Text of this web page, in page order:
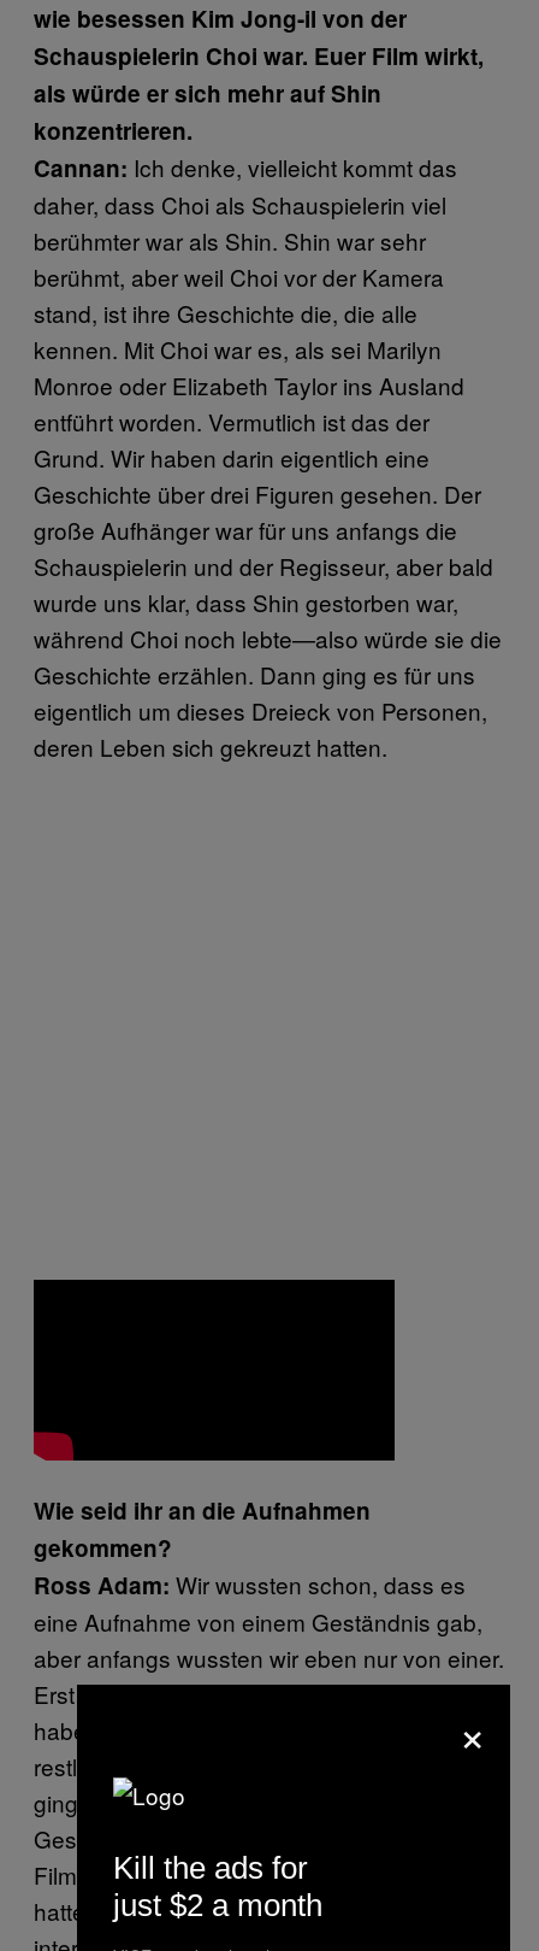
wie besessen Kim Jong-il von der
Schauspielerin Choi war. Euer Film wirkt,
als würde er sich mehr auf Shin
konzentrieren.
Cannan: Ich denke, vielleicht kommt das
daher, dass Choi als Schauspielerin viel
berühmter war als Shin. Shin war sehr
berühmt, aber weil Choi vor der Kamera
stand, ist ihre Geschichte die, die alle
kennen. Mit Choi war es, als sei Marilyn
Monroe oder Elizabeth Taylor ins Ausland
entführt worden. Vermutlich ist das der
Grund. Wir haben darin eigentlich eine
Geschichte über drei Figuren gesehen. Der
große Aufhänger war für uns anfangs die
Schauspielerin und der Regisseur, aber bald
wurde uns klar, dass Shin gestorben war,
während Choi noch lebte—also würde sie die
Geschichte erzählen. Dann ging es für uns
eigentlich um dieses Dreieck von Personen,
deren Leben sich gekreuzt hatten.
Wie seid ihr an die Aufnahmen
gekommen?
Ross Adam: Wir wussten schon, dass es
eine Aufnahme von einem Geständnis gab,
aber anfangs wussten wir eben nur von einer.
Erst ziemlich spät im Produktionsprozess
haben wir geschafft, volle Übersetzungen der
restlichen Aufnahmen zu bekommen. Dann
ging uns auf, dass wir zwar viele triviale
Gespräche über Geschäfte und
Filmproduktion zwischen Kim und Choi
hatten, aber auch manchmal sehr
×
Kill the ads for
just $2 a month